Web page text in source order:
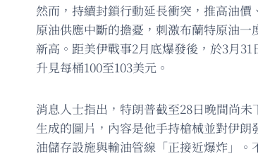
然而，持續封鎖行動延長衝突，推高油
原油供應中斷的擔憂，刺激布蘭特原油
新高。距美伊戰事2月底爆發後，於3月
升見每桶100至103美元。
消息人士指出，特朗普截至28日晚間尚
生成的圖片，內容是他手持槍械並對伊
油儲存設施與輸油管線「正接近爆炸」